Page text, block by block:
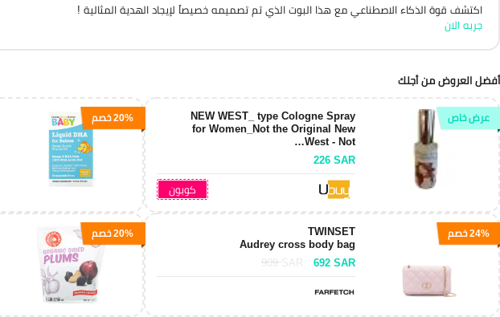
اكتشف قوة الذكاء الاصطناعي مع هذا البوت الذي تم تصميمه خصيصاً لإيجاد الهدية المثالية !
جربه الان
أفضل العروض من أجلك
عرض خاص NEW WEST_ type Cologne Spray
for Women_Not the Original New
West - Not…
SAR
كوبون
20% خصم
24% خصم TWINSET
Audrey cross body bag
SAR
20% خصم